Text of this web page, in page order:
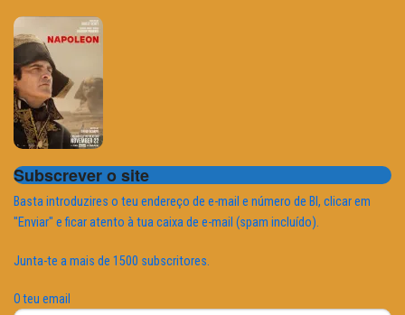
Subscrever o site
Basta introduzires o teu endereço de e-mail e número de BI, clicar em
"Enviar" e ficar atento à tua caixa de e-mail (spam incluído).
Junta-te a mais de 1500 subscritores.
O teu email